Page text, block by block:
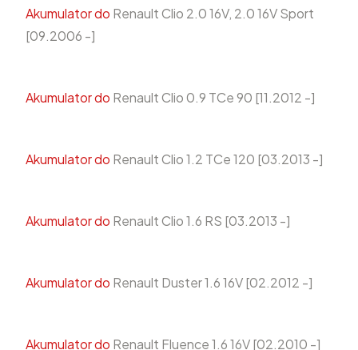
Akumulator do Renault Clio 2.0 16V, 2.0 16V Sport
[09.2006 -]
Akumulator do Renault Clio 0.9 TCe 90 [11.2012 -]
Akumulator do Renault Clio 1.2 TCe 120 [03.2013 -]
Akumulator do Renault Clio 1.6 RS [03.2013 -]
Akumulator do Renault Duster 1.6 16V [02.2012 -]
Akumulator do Renault Fluence 1.6 16V [02.2010 -]